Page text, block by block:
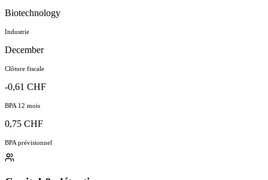
Biotechnology
Industrie
December
Clôture fiscale
-0,61 CHF
BPA 12 mois
0,75 CHF
BPA prévisionnel